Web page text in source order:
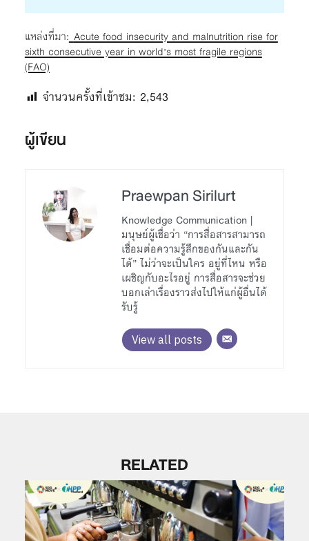
แหล่งที่มา: Acute food insecurity and malnutrition rise for
sixth consecutive year in world’s most fragile regions
(FAO)
จำนวนครั้งที่เข้าชม: 2,543
ผู้เขียน
Praewpan Sirilurt
Knowledge Communication |
มนุษย์ผู้เชื่อว่า “การสื่อสารสามารถ
เชื่อมต่อความรู้สึกของกันและกัน
ได้” ไม่ว่าจะเป็นใคร อยู่ที่ไหน หรือ
เผชิญกับอะไรอยู่ การสื่อสารจะช่วย
บอกเล่าเรื่องราวส่งไปให้แก่ผู้อื่นได้
รับรู้
View all posts
RELATED